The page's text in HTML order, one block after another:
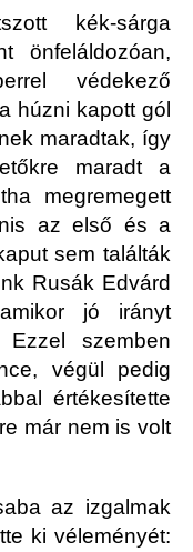
kék-sárga
önfeláldozóan,
védekező
húzni kapott gól
maradtak, így
maradt a
megremegett
az első és a
sem találták
Rusák Edvárd
jó irányt
Ezzel szemben
végül pedig
értékesítette
már nem is volt
az izgalmak
ki véleményét: